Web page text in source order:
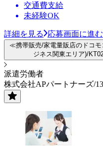
交通費支給
未経験OK
詳細を見る 応募画面に進む
≪携帯販売/家電量販店のドコ
ジネス関東エリア)/
派遣労働者
株式会社APパートナーズ/13